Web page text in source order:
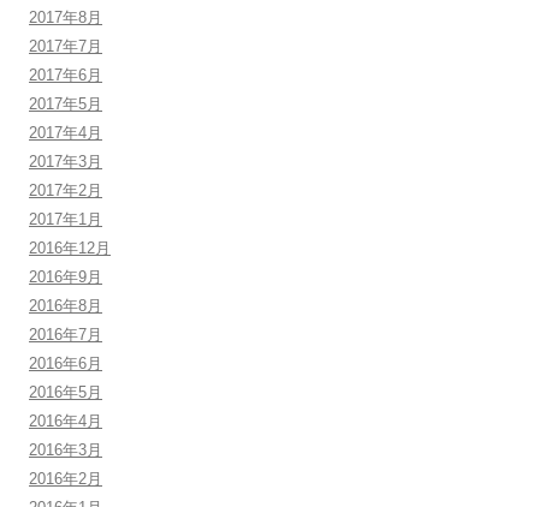
2017年8月
2017年7月
2017年6月
2017年5月
2017年4月
2017年3月
2017年2月
2017年1月
2016年12月
2016年9月
2016年8月
2016年7月
2016年6月
2016年5月
2016年4月
2016年3月
2016年2月